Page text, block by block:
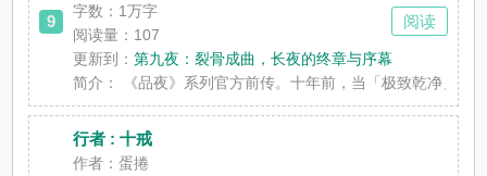
9
字数： 1万字
阅读量：107
更新到：第九夜：裂骨成曲，长夜的终章与序幕
简介：
《品夜》系列官方前传。十年前，当「极致乾净」的
阅读
行者 : 十戒
作者：蛋捲